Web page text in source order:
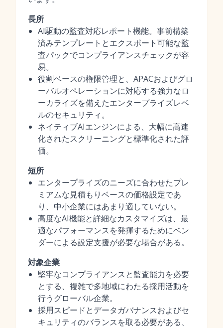
長所
AI駆動の監査対応レポート機能。事前構築
済みテンプレートとエクスポート可能な監
査パックでコンプライアンスチェックが容
易。
役割ベースの権限管理と、APACおよびグロ
ーバルオペレーションに対応する強力なロ
ーカライズを備えたエンタープライズレベ
ルのセキュリティ。
ネイティブAIエンジンによる、大幅に高速
化されたスクリーニングと標準化された評
価。
短所
エンタープライズのニーズに合わせたプレ
ミアムな見積もりベースの価格設定であ
り、中小企業にはあまり適していない。
高度なAI機能と詳細なカスタマイズは、最
適なパフォーマンスを発揮するためにベン
ダーによる設定支援が必要な場合がある。
対象企業
堅牢なコンプライアンスと監査能力を必要
とする、複雑で多地域にわたる採用活動を
行うグローバル企業。
採用スピードとデータガバナンスおよびセ
キュリティのバランスを取る必要がある、